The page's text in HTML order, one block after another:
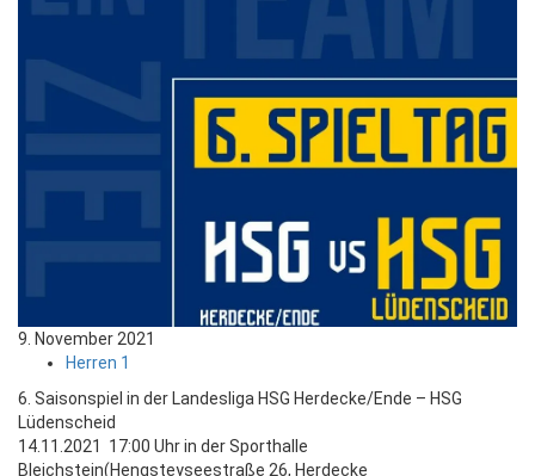
9. November 2021
Herren 1
6. Saisonspiel in der Landesliga HSG Herdecke/Ende – HSG
Lüdenscheid
14.11.2021 17:00 Uhr in der Sporthalle
Bleichstein(Hengsteyseestraße 26, Herdecke